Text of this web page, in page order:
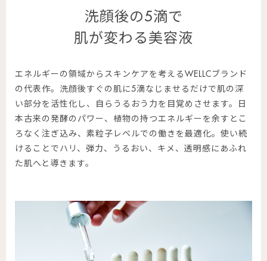
洗顔後の5滴で
肌が変わる美容液
エネルギーの領域からスキンケアを考えるWELLCブランド
の代表作。洗顔後すぐの肌に5滴なじませるだけで肌の深
い部分を活性化し、自らうるおう力を目覚めさせます。日
本古来の発酵のパワー、植物の持つエネルギーを余すとこ
ろなく注ぎ込み、素粒子レベルでの働きを最適化。使い続
けることでハリ、弾力、うるおい、キメ、透明感にあふれ
た肌へと導きます。